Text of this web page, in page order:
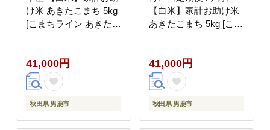
け米 あきたこまち 5kg
[こまちライン あきたこ
田 秋田県産]
41,000円
秋田県 男鹿市
【白米】家計お助け米
あきたこまち 5kg [こま
精米 米どころ 秋田 秋
田県産 新米 先行受付]
41,000円
秋田県 男鹿市